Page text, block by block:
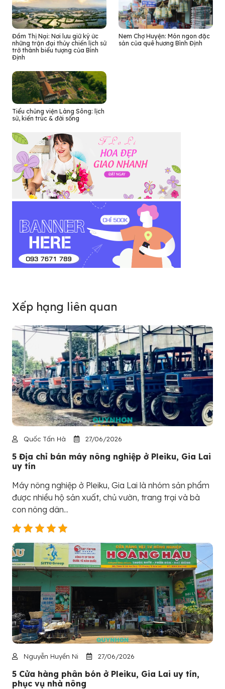
Đầm Thị Nại: Nơi lưu giữ ký ức
những trận đại thủy chiến lịch sử
trở thành biểu tượng của Bình
Định
Nem Chợ Huyện: Món ngon đặc
sản của quê hương Bình Định
Tiểu chủng viện Làng Sông: lịch
sử, kiến trúc & đời sống
Xếp hạng liên quan
Quốc Tấn Hà 27/06/2026
5 Địa chỉ bán máy nông nghiệp ở Pleiku, Gia Lai
uy tín
Máy nông nghiệp ở Pleiku, Gia Lai là nhóm sản phẩm
được nhiều hộ sản xuất, chủ vườn, trang trại và bà
con nông dân...
Nguyễn Huyền Ni 27/06/2026
5 Cửa hàng phân bón ở Pleiku, Gia Lai uy tín,
phục vụ nhà nông